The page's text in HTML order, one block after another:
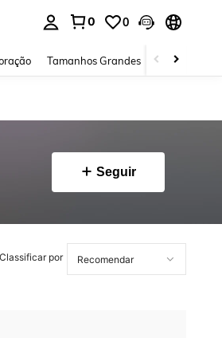
0 0
Tamanhos Grandes Joias e
Seguir
Classificar por